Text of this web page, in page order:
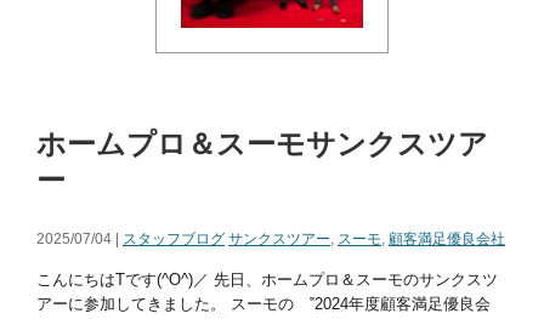
ホームプロ＆スーモサンクスツア
ー
2025/07/04 | スタッフブログ サンクスツアー, スーモ, 顧客満足優良会社
こんにちはTです(^O^)／ 先日、ホームプロ＆スーモのサンクスツ
アーに参加してきました。 スーモの ‟2024年度顧客満足優良会